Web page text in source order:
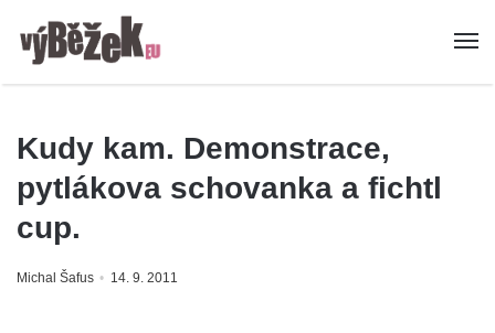
Kudy kam. Demonstrace,
pytlákova schovanka a fichtl
cup.
Michal Šafus 14. 9. 2011